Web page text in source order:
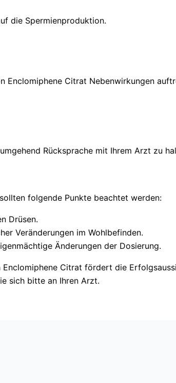
die Spermienproduktion.
Enclomiphene Citrat Nebenwirkungen
Rücksprache mit Ihrem Arzt zu
folgende Punkte beachtet werden:
Drüsen.
Veränderungen im Wohlbefinden.
Änderungen der Dosierung.
Citrat fördert die
sich bitte an Ihren Arzt.